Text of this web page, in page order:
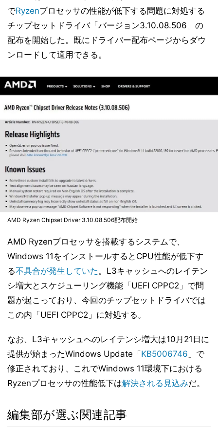
でRyzenプロセッサの性能が低下する問題に対処する
チップセットドライバ「バージョン3.10.08.506」の
配布を開始した。既にドライバー配布ページからダウ
ンロードして適用できる。
AMD Ryzen Chipset Driver 3.10.08.506配布開始
AMD Ryzenプロセッサを搭載するシステムで、
Windows 11をインストールするとCPU性能が低下す
る不具合が発生していた 。L3キャッシュへのレイテン
シ増大とスケジューリング機能「UEFI CPPC2」で問
題が起こっており、今回のチップセットドライバでは
この内「UEFI CPPC2」に対処する。
なお、L3キャッシュへのレイテンシ増大は10月21日に
提供が始まったWindows Update「KB5006746 」で
修正されており、これでWindows 11環境下における
Ryzenプロセッサの性能低下は解決される見込みだ。
編集部が選ぶ関連記事